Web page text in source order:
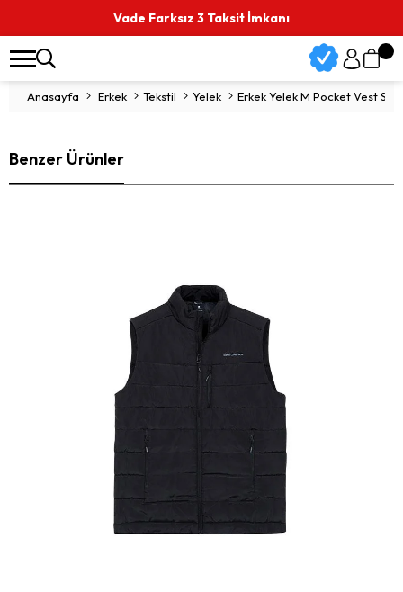
Vade Farksız 3 Taksit İmkanı
Anasayfa Erkek Tekstil Yelek Erkek Yelek M Pocket Vest
Benzer Ürünler